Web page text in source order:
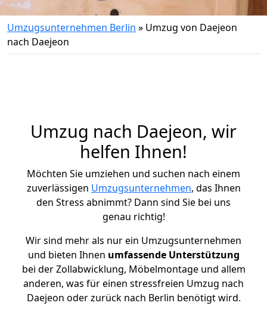
Umzugsunternehmen Berlin » Umzug von Daejeon
nach Daejeon
Umzug nach Daejeon, wir
helfen Ihnen!
Möchten Sie umziehen und suchen nach einem
zuverlässigen Umzugsunternehmen, das Ihnen
den Stress abnimmt? Dann sind Sie bei uns
genau richtig!
Wir sind mehr als nur ein Umzugsunternehmen
und bieten Ihnen umfassende Unterstützung
bei der Zollabwicklung, Möbelmontage und allem
anderen, was für einen stressfreien Umzug nach
Daejeon oder zurück nach Berlin benötigt wird.